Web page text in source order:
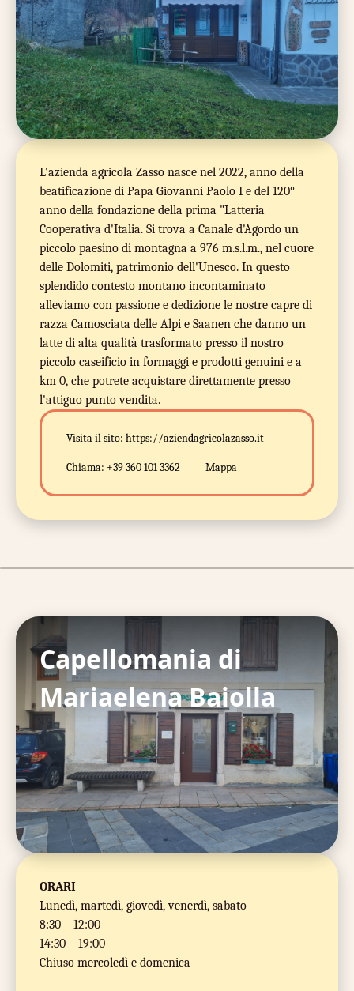
L'azienda agricola Zasso nasce nel 2022, anno della
beatificazione di Papa Giovanni Paolo I e del 120°
anno della fondazione della prima "Latteria
Cooperativa d'Italia. Si trova a Canale d'Agordo un
piccolo paesino di montagna a 976 m.s.l.m., nel cuore
delle Dolomiti, patrimonio dell'Unesco. In questo
splendido contesto montano incontaminato
alleviamo con passione e dedizione le nostre capre di
razza Camosciata delle Alpi e Saanen che danno un
latte di alta qualità trasformato presso il nostro
piccolo caseificio in formaggi e prodotti genuini e a
km 0, che potrete acquistare direttamente presso
l'attiguo punto vendita.
Visita il sito: https://aziendagricolazasso.it
Chiama: +39 360 101 3362 Mappa
Capellomania di
Mariaelena Baiolla
ORARI
Lunedì, martedì, giovedì, venerdì, sabato
8:30 – 12:00
14:30 – 19:00
Chiuso mercoledì e domenica